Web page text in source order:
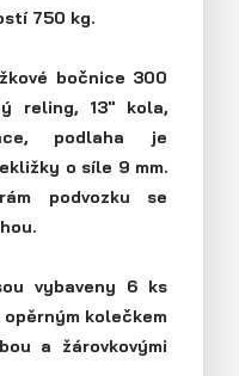
Velké Meziříčí
750 kg.
bočnice 300
reling, 13" kola,
podlaha je
o síle 9 mm.
podvozku se
vybaveny 6 ks
kolečkem
a žárovkovými